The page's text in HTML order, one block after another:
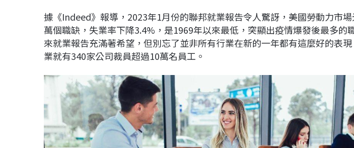
b
o
o
k
a
d
s
e
d
I
n
L
i
n
k
據《Indeed》報導，2023年1月份的聯邦就業報告令人驚訝，美國勞動力市
萬個職缺，失業率下降3.4%，是1969年以來最低，突顯出疫情爆發後最多的
來就業報告充滿著希望，但別忘了並非所有行業在新的一年都有這麼好的表
業就有340家公司裁員超過10萬名員工。